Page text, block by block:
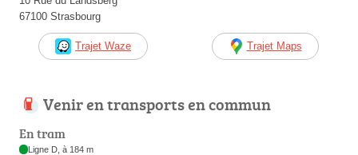
67100 Strasbourg
Trajet Waze Trajet Maps
Venir en transports en commun
En tram
Ligne D, à 184 m